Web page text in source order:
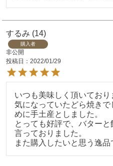
するみ 14
購入者
非公開
投稿日
2022/01/29
いつも美味しく頂いており
気になっていたどら焼き
めに手土産としました。
とっても好評で、バター
言っておりました。
また購入したいと思う逸品